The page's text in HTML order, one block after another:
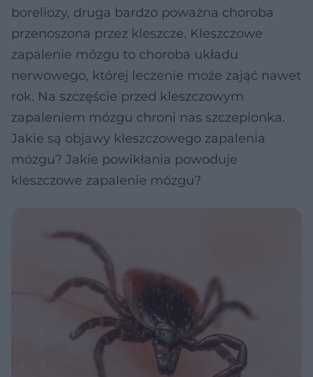
boreliozy, druga bardzo poważna choroba
przenoszona przez kleszcze. Kleszczowe
zapalenie mózgu to choroba układu
nerwowego, której leczenie może zająć nawet
rok. Na szczęście przed kleszczowym
zapaleniem mózgu chroni nas szczepionka.
Jakie są objawy kleszczowego zapalenia
mózgu? Jakie powikłania powoduje
kleszczowe zapalenie mózgu?